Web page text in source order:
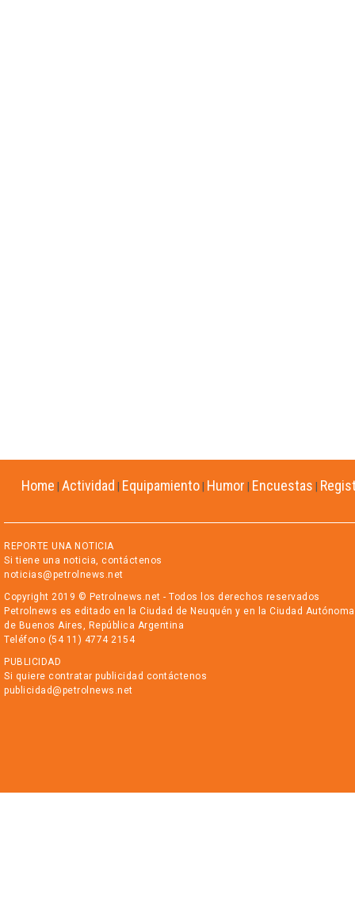
Home Actividad Equipamiento Humor Encuestas
REPORTE UNA NOTICIA
Si tiene una noticia, contáctenos
noticias@petrolnews.net
Copyright 2019 © Petrolnews.net - Todos los derechos reservados
Petrolnews es editado en la Ciudad de Neuquén y en la Ciudad Autónoma
de Buenos Aires, República Argentina
Teléfono (54 11) 4774 2154
PUBLICIDAD
Si quiere contratar publicidad contáctenos
publicidad@petrolnews.net